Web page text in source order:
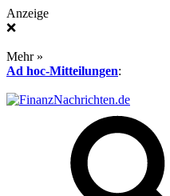
Anzeige
❌
Mehr »
Ad hoc-Mitteilungen: